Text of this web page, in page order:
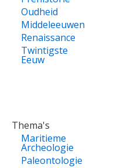
Oudheid
Middeleeuwen
Renaissance
Twintigste
Eeuw
Thema's
Maritieme
Archeologie
Paleontologie